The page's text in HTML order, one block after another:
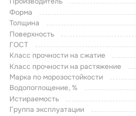
Форма
Толщина
Поверхность
ГОСТ
Класс прочности на сжатие
Класс прочности на растяжение
Марка по морозостойкости
Водопоглощение, %
Истираемость
Группа эксплуатации